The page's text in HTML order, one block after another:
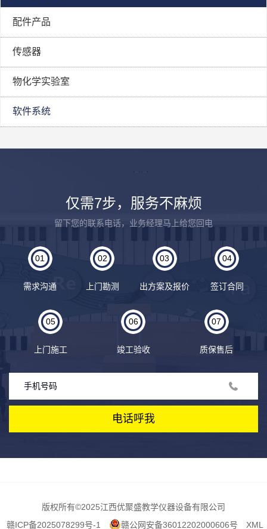
配件产品
传感器
物化学实验室
软件系统
仅需7步，服务不麻烦
留下您的联系电话，业务经理马上给您回电
01
需求沟通
02
上门勘测
03
出方案及报价
04
签订合同
05
上门施工
06
竣工验收
07
质保售后
电话呼我
版权所有©2025江西优聚盛教学仪器设备有限公司
赣ICP备2025078299号-1
赣公网安备36012202000606号 XML